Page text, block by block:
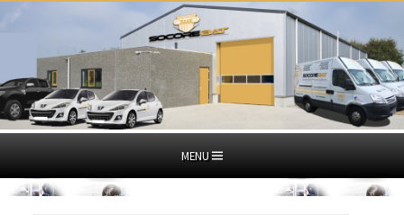
MENU